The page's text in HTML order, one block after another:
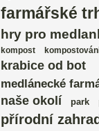
farmářské
hry pro
kompost
krabice od bot
medlánecké
naše okolí
park
přírodní